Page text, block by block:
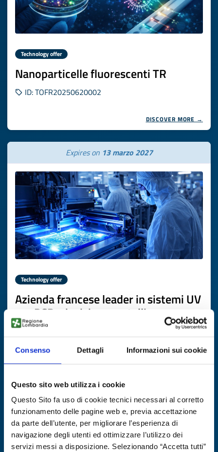
Consenso Dettagli Informazioni sui cookie
Questo sito web utilizza i cookie
Questo Sito fa uso di cookie tecnici necessari al corretto
funzionamento delle pagine web e, previa accettazione
da parte dell’utente, per migliorare l’esperienza di
navigazione degli utenti ed ottimizzare l’utilizzo dei
servizi messi a disposizione. Selezionando “Accetta tutti”
Technology offer
Nanoparticelle fluorescenti TR
ID: TOFR20250620002
DISCOVER MORE →
Expires on 13 marzo 2027
Technology offer
Azienda francese leader in sistemi UV
per PCB e incisione metalli cerca
partner industriali
ID: TOFR20250818014
Expires on31 ottobre 2026